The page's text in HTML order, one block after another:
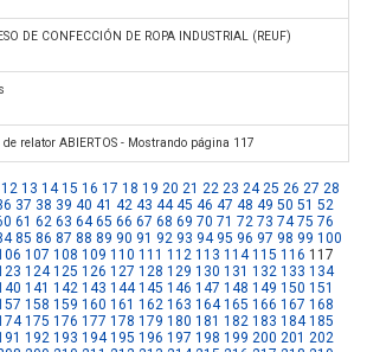
DE CONFECCIÓN DE ROPA INDUSTRIAL (REUF)
relator ABIERTOS - Mostrando página 117
12 13 14 15 16 17 18 19 20 21 22 23 24 25 26 27 28
37 38 39 40 41 42 43 44 45 46 47 48 49 50 51 52
61 62 63 64 65 66 67 68 69 70 71 72 73 74 75 76
85 86 87 88 89 90 91 92 93 94 95 96 97 98 99 100
107 108 109 110 111 112 113 114 115 116 117
124 125 126 127 128 129 130 131 132 133 134
141 142 143 144 145 146 147 148 149 150 151
158 159 160 161 162 163 164 165 166 167 168
175 176 177 178 179 180 181 182 183 184 185
192 193 194 195 196 197 198 199 200 201 202